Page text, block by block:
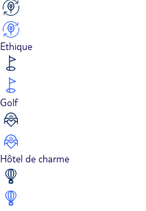
Ethique
Golf
Hôtel de charme